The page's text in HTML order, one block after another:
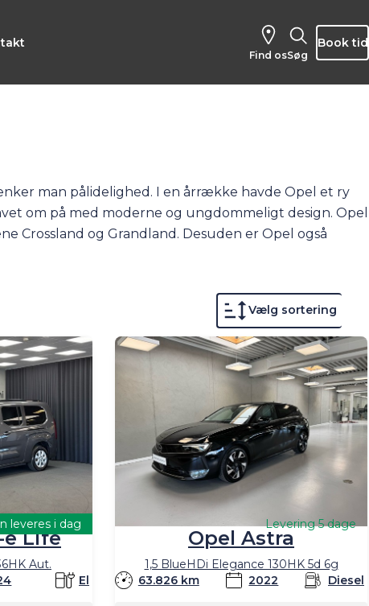
Find os Søg
Book tid
man pålidelighed. I en årrække havde Opel et ry
om på med moderne og ungdommeligt design. Opel
Crossland og Grandland . Desuden er Opel også
Vælg sortering
leveres i dag
e Life
Aut.
El
Levering 5 dage
Opel Astra
1,5 BlueHDi Elegance 130HK 5d 6g
63.826 km
2022 Diesel